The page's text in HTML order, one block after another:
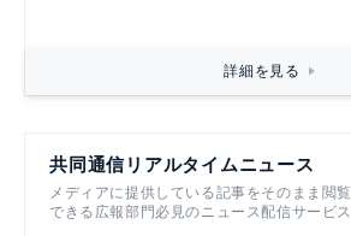
詳細を見る
共同通信リアルタイムニュース
メディアに提供している記事をそのまま閲覧
できる広報部門必見のニュース配信サービス